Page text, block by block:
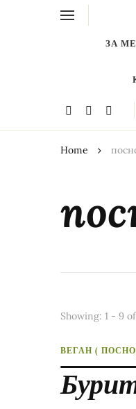
ЗА
Home
Showing: 1 - 9
ВЕГАН (